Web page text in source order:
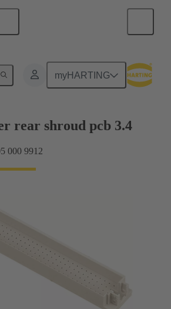
myHARTING
ツー ドーターカード接続
rear shroud pcb 3.4
000 9912